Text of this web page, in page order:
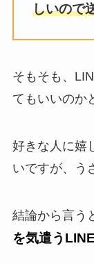
しいので
そもそも、
てもいいのか
好きな人に嬉
いですが、う
結論から言う
を気遣う